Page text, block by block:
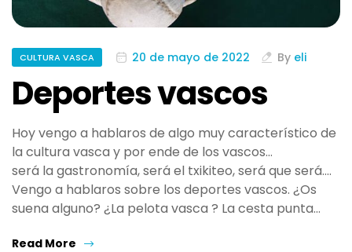
CULTURA VASCA 20 de mayo de 2022 By eli
Deportes vascos
Hoy vengo a hablaros de algo muy característico de
la cultura vasca y por ende de los vascos…
será la gastronomía, será el txikiteo, será que será….
Vengo a hablaros sobre los deportes vascos. ¿Os
suena alguno? ¿La pelota vasca ? La cesta punta…
Read More